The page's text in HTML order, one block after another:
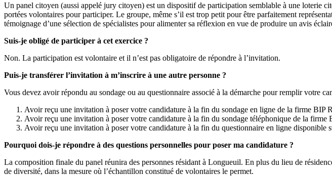
Un panel citoyen (aussi appelé jury citoyen) est un dispositif de participation semblable à une loterie
portées volontaires pour participer. Le groupe, même s’il est trop petit pour être parfaitement
témoignage d’une sélection de spécialistes pour alimenter sa réflexion en vue de produire un avis
Suis-je obligé de participer à cet exercice ?
Non. La participation est volontaire et il n’est pas obligatoire de répondre à l’invitation.
Puis-je transférer l’invitation à m’inscrire à une autre personne ?
Vous devez avoir répondu au sondage ou au questionnaire associé à la démarche pour remplir votre
Avoir reçu une invitation à poser votre candidature à la fin du sondage en ligne de la firme BIP
Avoir reçu une invitation à poser votre candidature à la fin du sondage téléphonique de la firme
Avoir reçu une invitation à poser votre candidature à la fin du questionnaire en ligne disponible
Pourquoi dois-je répondre à des questions personnelles pour poser ma candidature ?
La composition finale du panel réunira des personnes résidant à Longueuil. En plus du lieu de
de diversité, dans la mesure où l’échantillon constitué de volontaires le permet.